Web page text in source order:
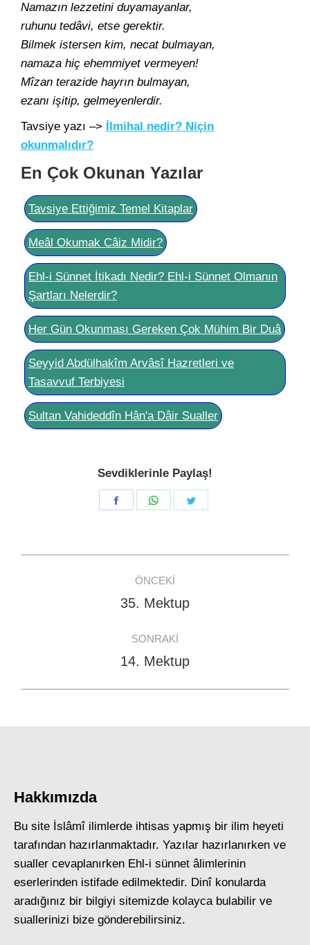
Namazın lezzetini duyamayanlar,
ruhunu tedâvi, etse gerektir.
Bilmek istersen kim, necat bulmayan,
namaza hiç ehemmiyet vermeyen!
Mîzan terazide hayrın bulmayan,
ezanı işitip, gelmeyenlerdir.
Tavsiye yazı –> İlmihal nedir? Niçin
okunmalıdır?
En Çok Okunan Yazılar
Tavsiye Ettiğimiz Temel Kitaplar
Meâl Okumak Câiz Midir?
Ehl-i Sünnet İtikadı Nedir? Ehl-i Sünnet Olmanın
Şartları Nelerdir?
Her Gün Okunması Gereken Çok Mühim Bir Duâ
Seyyid Abdülhakîm Arvâsî Hazretleri ve
Tasavvuf Terbiyesi
Sultan Vahideddîn Hân'a Dâir Sualler
Sevdiklerinle Paylaş!
Share
Share
navigation
ÖNCEKI
Previous
35. Mektup
SONRAKI
Next
14. Mektup
Hakkımızda
Bu site İslâmî ilimlerde ihtisas yapmış bir ilim heyeti
tarafından hazırlanmaktadır. Yazılar hazırlanırken ve
sualler cevaplanırken Ehl-i sünnet âlimlerinin
eserlerinden istifade edilmektedir. Dinî konularda
aradığınız bir bilgiyi sitemizde kolayca bulabilir ve
suallerinizi bize gönderebilirsiniz.